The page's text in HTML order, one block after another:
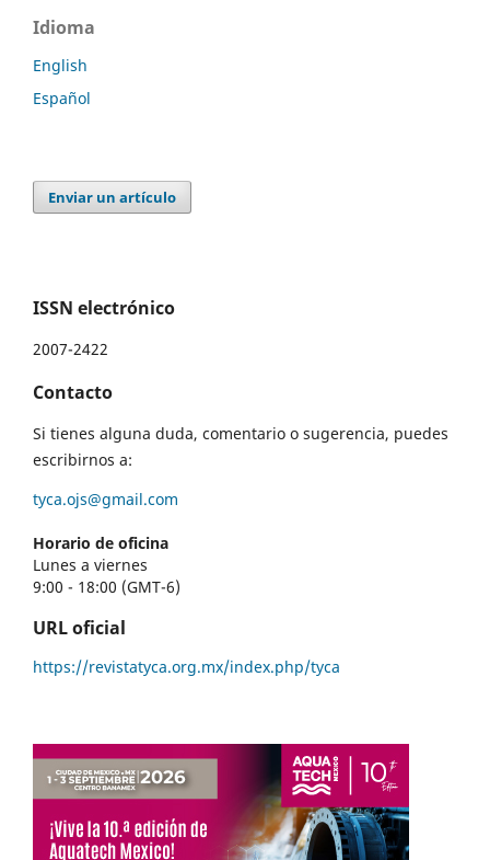
Idioma
English
Español
Enviar un artículo
ISSN electrónico
2007-2422
Contacto
Si tienes alguna duda, comentario o sugerencia, puedes
escribirnos a:
tyca.ojs@gmail.com
Horario de oficina
Lunes a viernes
9:00 - 18:00 (GMT-6)
URL oficial
https://revistatyca.org.mx/index.php/tyca